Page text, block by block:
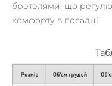
бретелями, що
комфорту в посадці.